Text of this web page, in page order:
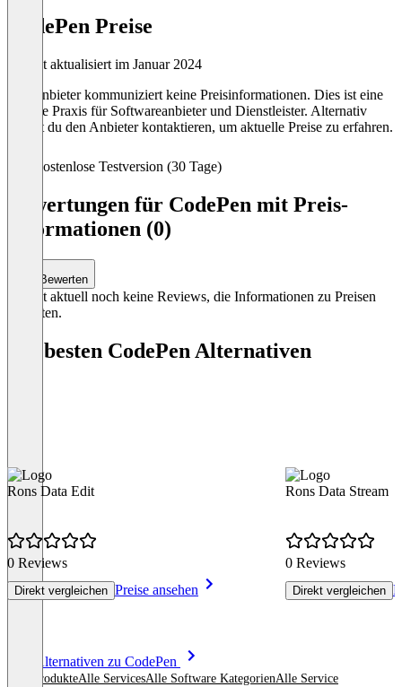
CodePen Preise
Zuletzt aktualisiert im Januar 2024
Der Anbieter kommuniziert keine Preisinformationen. Dies ist eine
übliche Praxis für Softwareanbieter und Dienstleister. Alternativ
kannst du den Anbieter kontaktieren, um aktuelle Preise zu erfahren.
Kostenlose Testversion (30 Tage)
Bewertungen für CodePen mit Preis-
Informationen (0)
Bewerten
Es gibt aktuell noch keine Reviews, die Informationen zu Preisen
enthalten.
Die besten CodePen Alternativen
Rons Data Edit
0 Reviews
Direkt vergleichen Preise ansehen
Rons Data Stream
0 Reviews
Direkt vergleichen
Alle Alternativen zu CodePen
Alle ProdukteAlle ServicesAlle Software KategorienAlle Service